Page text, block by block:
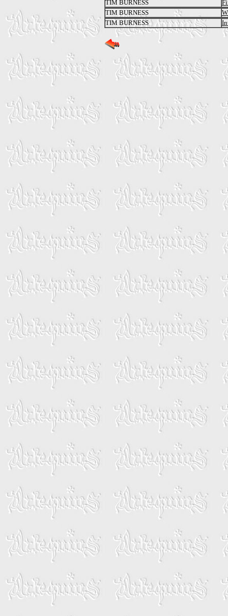
TIM BURNESS
TIM BURNESS
TIM BURNESS